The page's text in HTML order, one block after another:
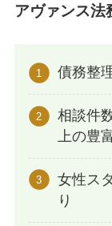
アヴァンス法
債務整
相談件
上の豊
女性ス
り